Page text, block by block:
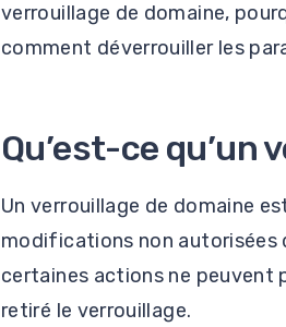
verrouillage de domaine,
comment déverrouiller les
Qu’est-ce qu’un
Un verrouillage de domaine
modifications non autorisées
certaines actions ne peuvent
retiré le verrouillage.